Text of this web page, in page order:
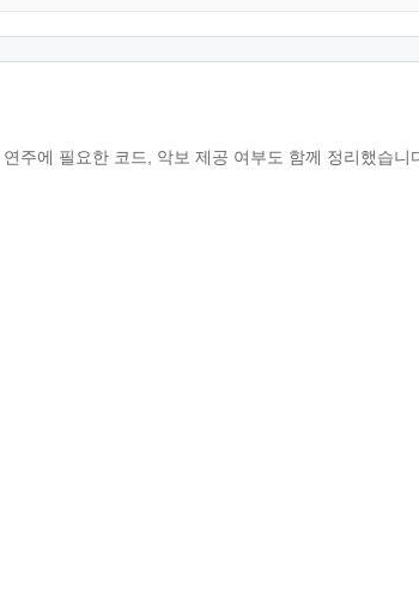
주에 필요한 코드, 악보 제공 여부도 함께 정리했습니